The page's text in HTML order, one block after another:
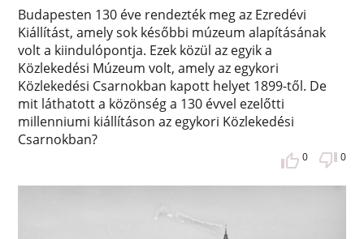
Budapesten 130 éve rendezték meg az Ezredévi
Kiállítást, amely sok későbbi múzeum alapításának
volt a kiindulópontja. Ezek közül az egyik a
Közlekedési Múzeum volt, amely az egykori
Közlekedési Csarnokban kapott helyet 1899-től. De
mit láthatott a közönség a 130 évvel ezelőtti
millenniumi kiállításon az egykori Közlekedési
Csarnokban?
0 0